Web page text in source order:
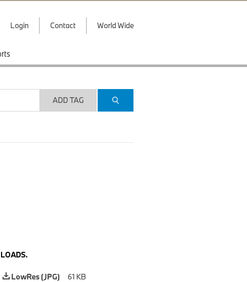
Login Contact World Wide
ADD TAG
LowRes (JPG)
61 KB